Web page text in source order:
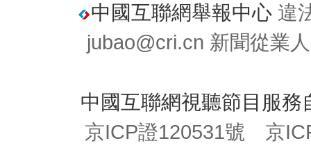
中國互聯網舉報中心 違
jubao@cri.cn 新聞從業
中國互聯網視聽節目服務
京ICP證120531號 京